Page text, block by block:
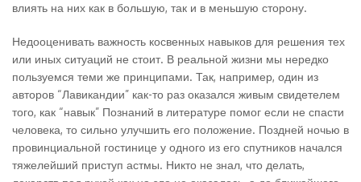
влиять на них как в большую, так и в меньшую сторону.
Недооценивать важность косвенных навыков для решения тех
или иных ситуаций не стоит. В реальной жизни мы нередко
пользуемся теми же принципами. Так, например, один из
авторов “Лавикандии” как-то раз оказался живым свидетелем
того, как “навык” Познаний в литературе помог если не спасти
человека, то сильно улучшить его положение. Поздней ночью в
провинциальной гостинице у одного из его спутников начался
тяжелейший приступ астмы. Никто не знал, что делать,